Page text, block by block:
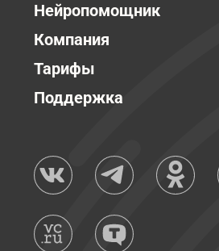
Нейропомощник
Компания
Тарифы
Поддержка